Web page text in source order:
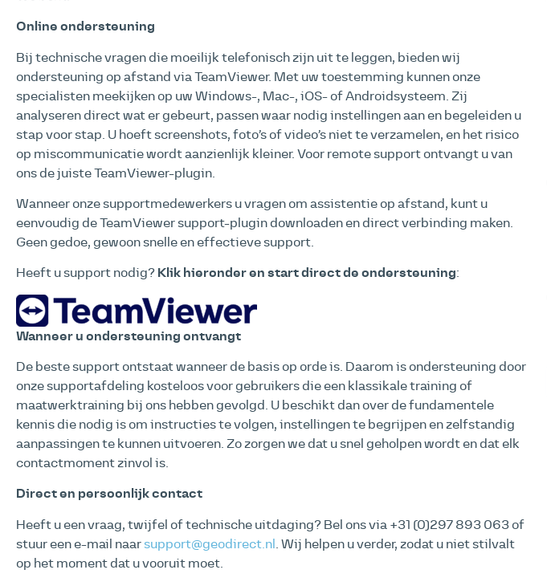
Online ondersteuning
Bij technische vragen die moeilijk telefonisch zijn uit te leggen, bieden wij
ondersteuning op afstand via TeamViewer. Met uw toestemming kunnen onze
specialisten meekijken op uw Windows-, Mac-, iOS- of Androidsysteem. Zij
analyseren direct wat er gebeurt, passen waar nodig instellingen aan en begeleiden u
stap voor stap. U hoeft screenshots, foto’s of video’s niet te verzamelen, en het risico
op miscommunicatie wordt aanzienlijk kleiner. Voor remote support ontvangt u van
ons de juiste TeamViewer-plugin.
Wanneer onze supportmedewerkers u vragen om assistentie op afstand, kunt u
eenvoudig de TeamViewer support-plugin downloaden en direct verbinding maken.
Geen gedoe, gewoon snelle en effectieve support.
Heeft u support nodig? Klik hieronder en start direct de ondersteuning:
Wanneer u ondersteuning ontvangt
De beste support ontstaat wanneer de basis op orde is. Daarom is ondersteuning door
onze supportafdeling kosteloos voor gebruikers die een klassikale training of
maatwerktraining bij ons hebben gevolgd. U beschikt dan over de fundamentele
kennis die nodig is om instructies te volgen, instellingen te begrijpen en zelfstandig
aanpassingen te kunnen uitvoeren. Zo zorgen we dat u snel geholpen wordt en dat elk
contactmoment zinvol is.
Direct en persoonlijk contact
Heeft u een vraag, twijfel of technische uitdaging? Bel ons via +31 (0)297 893 063 of
stuur een e-mail naar support@geodirect.nl
. Wij helpen u verder, zodat u niet stilvalt
op het moment dat u vooruit moet.